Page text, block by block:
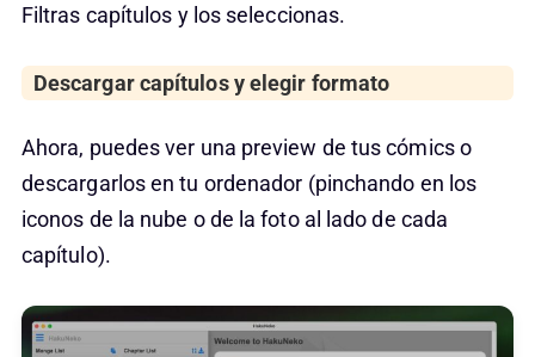
Filtras capítulos y los seleccionas.
Descargar capítulos y elegir formato
Ahora, puedes ver una preview de tus cómics o
descargarlos en tu ordenador (pinchando en los
iconos de la nube o de la foto al lado de cada
capítulo).